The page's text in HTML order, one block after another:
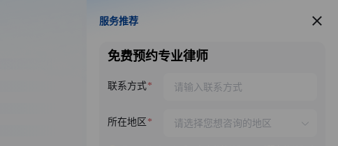
服务推荐
服务推荐
免费预约专业律师
联系方式
所在地区